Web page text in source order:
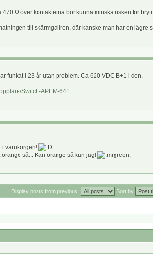
Ω över kontakterna bör kunna minska risken för
till skärmgallren, där kanske man har en lägre
funkat i 23 år utan problem. Ca 620 VDC B+1 i den.
Switch-APEM-641
i varukorgen!
så... Kan orange så kan jag!
Display posts from previous: Sort by